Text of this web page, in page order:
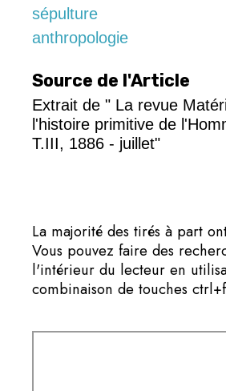
sépulture
anthropologie
Source de l'Article
Extrait de " La revue
l'histoire primitive de
T.III, 1886 - juillet"